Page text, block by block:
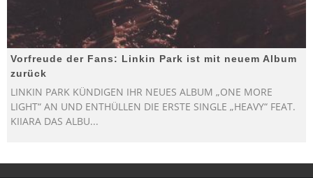
Vorfreude der Fans: Linkin Park ist mit neuem Album
zurück
LINKIN PARK KÜNDIGEN IHR NEUES ALBUM „ONE MORE
LIGHT“ AN UND ENTHÜLLEN DIE ERSTE SINGLE „HEAVY“ FEAT.
KIIARA DAS ALBU...